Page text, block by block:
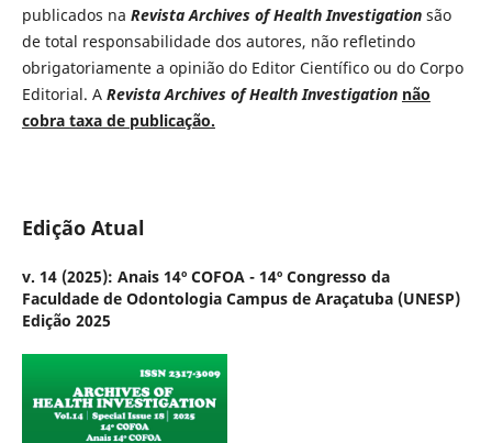
publicados na Revista Archives of Health Investigation são
de total responsabilidade dos autores, não refletindo
obrigatoriamente a opinião do Editor Científico ou do Corpo
Editorial. ARevista Archives of Health Investigation não
cobra taxa de publicação.
Edição Atual
v. 14 (2025): Anais 14º COFOA - 14º Congresso da
Faculdade de Odontologia Campus de Araçatuba (UNESP)
Edição 2025